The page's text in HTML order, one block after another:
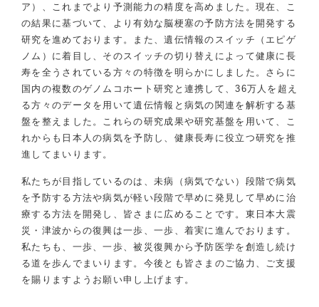
ア）、これまでより予測能力の精度を高めました。現在、こ
の結果に基づいて、より有効な脳梗塞の予防方法を開発する
研究を進めております。また、遺伝情報のスイッチ（エピゲ
ノム）に着目し、そのスイッチの切り替えによって健康に長
寿を全うされている方々の特徴を明らかにしました。さらに
国内の複数のゲノムコホート研究と連携して、36万人を超え
る方々のデータを用いて遺伝情報と病気の関連を解析する基
盤を整えました。これらの研究成果や研究基盤を用いて、こ
れからも日本人の病気を予防し、健康長寿に役立つ研究を推
進してまいります。
私たちが目指しているのは、未病（病気でない）段階で病気
を予防する方法や病気が軽い段階で早めに発見して早めに治
療する方法を開発し、皆さまに広めることです。東日本大震
災・津波からの復興は一歩、一歩、着実に進んでおります。
私たちも、一歩、一歩、被災復興から予防医学を創造し続け
る道を歩んでまいります。今後とも皆さまのご協力、ご支援
を賜りますようお願い申し上げます。